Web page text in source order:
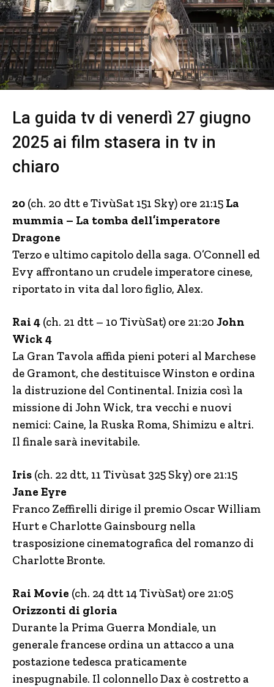
La guida tv di venerdì 27 giugno
2025 ai film stasera in tv in
chiaro
20 (ch. 20 dtt e TivùSat 151 Sky) ore 21:15 La
mummia – La tomba dell’imperatore
Dragone
Terzo e ultimo capitolo della saga. O’Connell ed
Evy affrontano un crudele imperatore cinese,
riportato in vita dal loro figlio, Alex.
Rai 4 (ch. 21 dtt – 10 TivùSat) ore 21:20 John
Wick 4
La Gran Tavola affida pieni poteri al Marchese
de Gramont, che destituisce Winston e ordina
la distruzione del Continental. Inizia così la
missione di John Wick, tra vecchi e nuovi
nemici: Caine, la Ruska Roma, Shimizu e altri.
Il finale sarà inevitabile.
Iris (ch. 22 dtt, 11 Tivùsat 325 Sky) ore 21:15
Jane Eyre
Franco Zeffirelli dirige il premio Oscar William
Hurt e Charlotte Gainsbourg nella
trasposizione cinematografica del romanzo di
Charlotte Bronte.
Rai Movie (ch. 24 dtt 14 TivùSat) ore 21:05
Orizzonti di gloria
Durante la Prima Guerra Mondiale, un
generale francese ordina un attacco a una
postazione tedesca praticamente
inespugnabile. Il colonnello Dax è costretto a